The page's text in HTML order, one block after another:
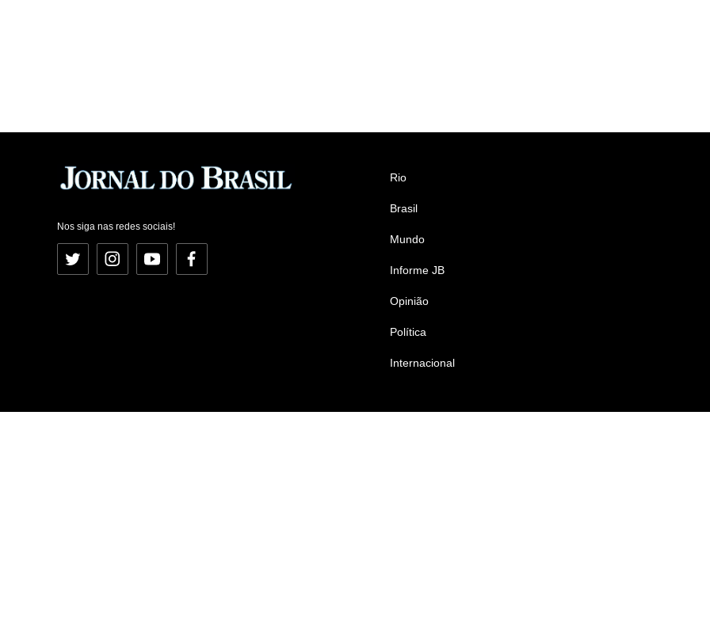
Nos siga nas redes sociais!
Twitter InstagramYouTubeFacebook
Rio
Brasil
Mundo
Informe JB
Opinião
Política
Internacional